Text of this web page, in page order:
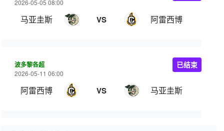
2026-05-05 08:00
马亚圭斯 VS 阿雷西博
波多黎各超
2026-05-11 06:00
阿雷西博 VS 马亚圭斯
已结束